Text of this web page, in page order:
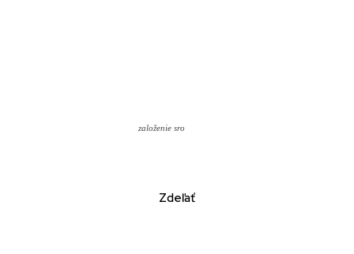
založenie sro
Zdeľať